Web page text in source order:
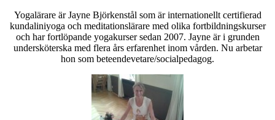
Yogalärare är Jayne Björkenstål som är internationellt certifierad
kundaliniyoga och meditationslärare med olika fortbildningskurser
och har fortlöpande yogakurser sedan 2007. Jayne är i grunden
undersköterska med flera års erfarenhet inom vården. Nu arbetar
hon som beteendevetare/socialpedagog.